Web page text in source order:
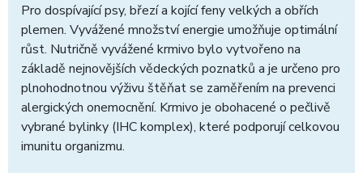
Pro dospívající psy, březí a kojící feny velkých a obřích
plemen. Vyvážené množství energie umožňuje optimální
růst. Nutričně vyvážené krmivo bylo vytvořeno na
základě nejnovějších vědeckých poznatků a je určeno pro
plnohodnotnou výživu štěňat se zaměřením na prevenci
alergických onemocnění. Krmivo je obohacené o pečlivě
vybrané bylinky (IHC komplex), které podporují celkovou
imunitu organizmu.